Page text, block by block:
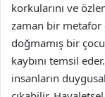
korkularını ve
zaman bir metafor
doğmamış bir
kaybını temsil
insanların